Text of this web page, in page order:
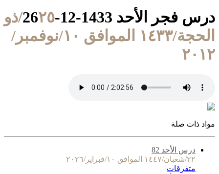
درس فجر الأحد 1433-12-26
٢٥/ذو
الحجة/١٤٣٣ الموافق ١٠/نوفمبر/
٢٠١٢
مواد ذات صلة
درس الأحد 82
٢٢/شعبان/١٤٤٧ الموافق ١٠/فبراير/٢٠٢٦
متفرقات